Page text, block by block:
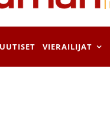
UUTISET VIERAILIJAT